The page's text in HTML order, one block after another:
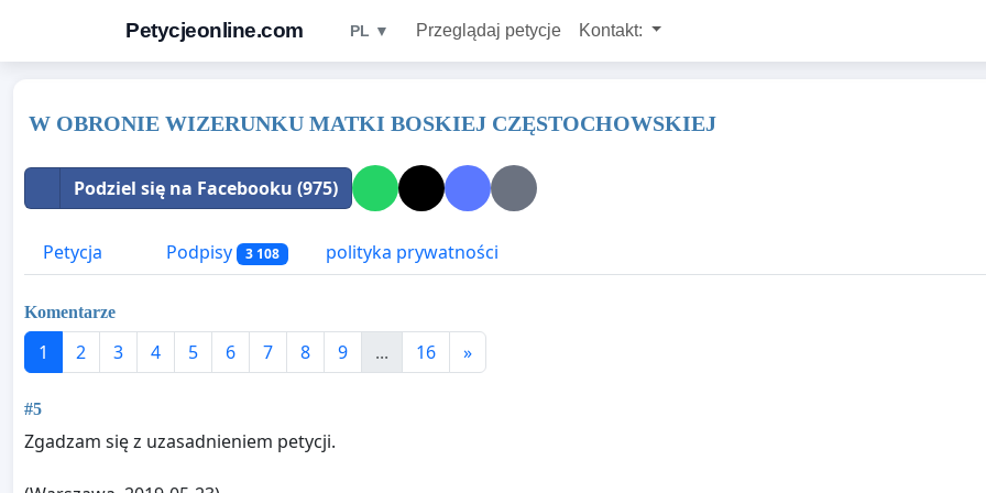
Petycjeonline.com PL ▼ Przeglądaj petycje Kontakt:
W OBRONIE WIZERUNKU MATKI BOSKIEJ CZĘSTOCHOWSKIEJ
Podziel się na Facebooku (975)
Petycja Podpisy 3 108 polityka prywatności
Komentarze
1 2 3 4 5 6 7 8 9 ... 16 »
#5
Zgadzam się z uzasadnieniem petycji.